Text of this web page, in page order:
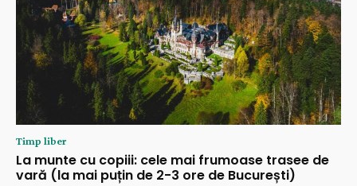
Timp liber
La munte cu copiii: cele mai frumoase trasee de
vară (la mai puțin de 2-3 ore de București)